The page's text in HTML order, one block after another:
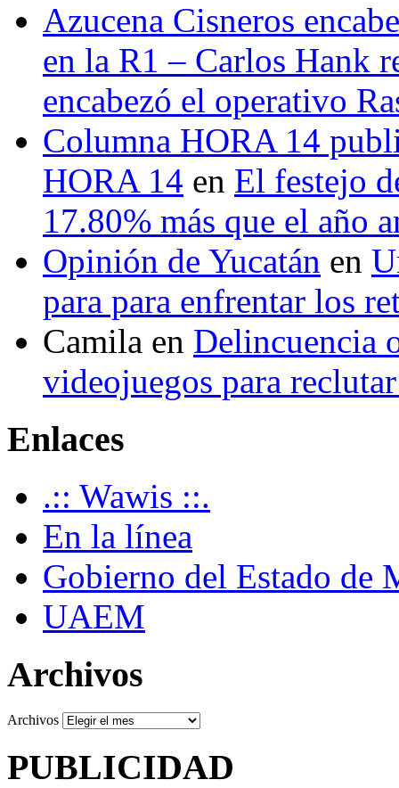
Azucena Cisneros
en la R1 – Carlos Hank
encabezó el operativo
Columna HORA 14
HORA 14 en El festejo
17.80% más que el año
Opinión de Yucatán en
para para enfrentar los
Camila en Delincuencia
videojuegos para
Enlaces
.:: Wawis ::.
En la línea
Gobierno del Estado de
UAEM
Archivos
Archivos
PUBLICIDAD